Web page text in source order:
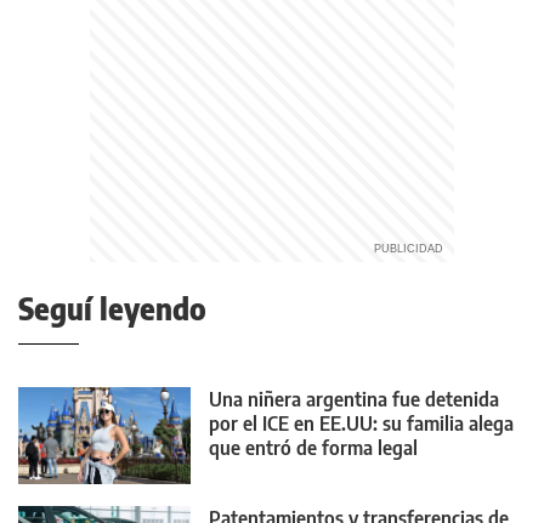
Seguí leyendo
Una niñera argentina fue detenida
por el ICE en EE.UU: su familia alega
que entró de forma legal
Patentamientos y transferencias de